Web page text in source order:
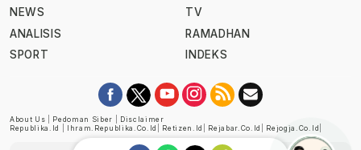
NEWS
ANALISIS
SPORT
TV
RAMADHAN
INDEKS
About Us Pedoman Siber
Disclaimer
Republika.id
Ihram.republika.co.id Retizen.id Rejabar.co.id Rejogja.co.id